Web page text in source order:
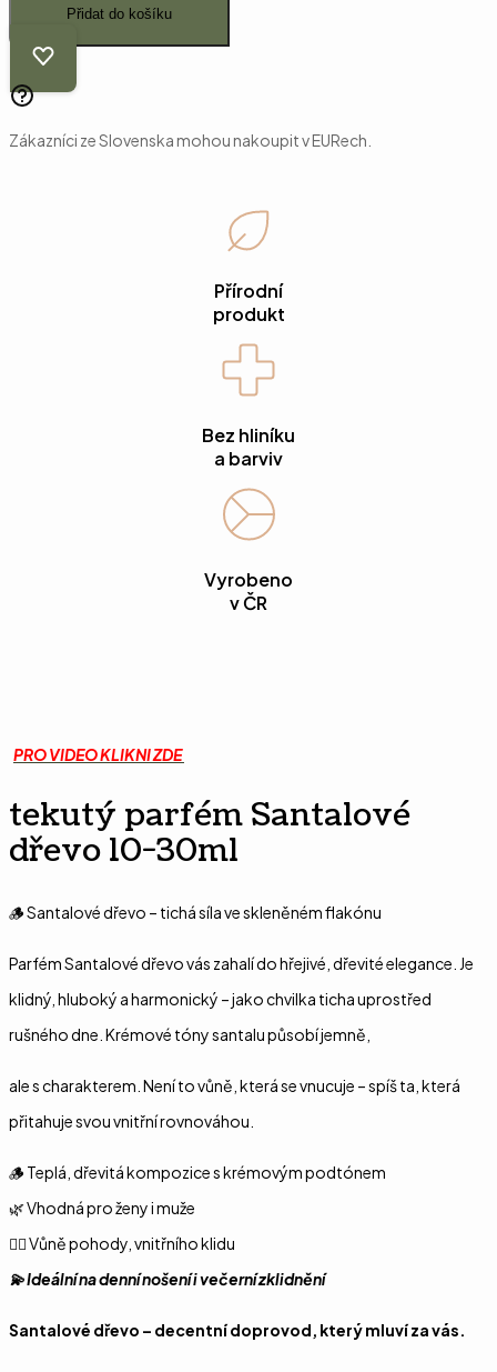
Přidat do košíku
Zákazníci ze Slovenska mohou nakoupit v EURech.
Přírodní
produkt
Bez hliníku
a barviv
Vyrobeno
v ČR
PRO VIDEO KLIKNI ZDE
tekutý parfém Santalové
dřevo 10-30ml
🪵 Santalové dřevo – tichá síla ve skleněném flakónu
Parfém Santalové dřevo vás zahalí do hřejivé, dřevité elegance. Je
klidný, hluboký a harmonický – jako chvilka ticha uprostřed
rušného dne. Krémové tóny santalu působí jemně,
ale s charakterem. Není to vůně, která se vnucuje – spíš ta, která
přitahuje svou vnitřní rovnováhou.
🪵 Teplá, dřevitá kompozice s krémovým podtónem
🌿 Vhodná pro ženy i muže
🧘‍♀️ Vůně pohody, vnitřního klidu
💫 Ideální na denní nošení i večerní zklidnění
Santalové dřevo – decentní doprovod, který mluví za vás.